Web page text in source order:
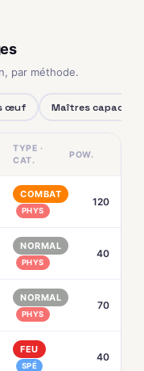
par méthode.
œuf Maîtres capacités
TYPE ·
CAT.
POW.
COMBAT
PHYS
120
NORMAL
PHYS
40
NORMAL
PHYS
70
FEU
SPÉ
40